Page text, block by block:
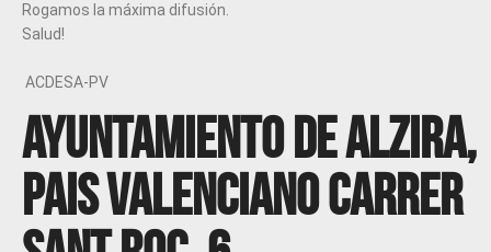
Rogamos la máxima difusión.
Salud!​
ACDESA-PV
Ayuntamiento de Alzira,
Pais Valenciano Carrer